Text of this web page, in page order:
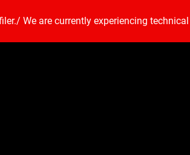
/ We are currently experiencing